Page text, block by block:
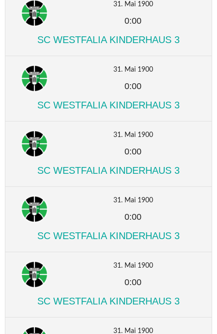
31. Mai 1900
0:00
SC WESTFALIA KINDERHAUS 3
31. Mai 1900
0:00
SC WESTFALIA KINDERHAUS 3
31. Mai 1900
0:00
SC WESTFALIA KINDERHAUS 3
31. Mai 1900
0:00
SC WESTFALIA KINDERHAUS 3
31. Mai 1900
0:00
SC WESTFALIA KINDERHAUS 3
31. Mai 1900